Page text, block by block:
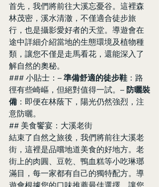
首先，我們將前往大溪忘憂谷。這裡森
林茂密，溪水清澈，不僅適合徒步旅
行，也是攝影愛好者的天堂。導遊會在
途中詳細介紹當地的生態環境及植物種
類，讓您不僅是走馬看花，還能深入了
解自然的奧秘。
### 小貼士：– 準備舒適的徒步鞋 ：路
徑有些崎嶇，但絕對值得一試。– 防曬裝
備 ：即便在林蔭下，陽光仍然強烈，注
意防曬。
## 美食饗宴：大溪老街
結束了自然之旅後，我們將前往大溪老
街，這裡是品嚐地道美食的好地方。老
街上的肉圓、豆乾、鴨血糕等小吃琳瑯
滿目，每一家都有自己的獨特配方。導